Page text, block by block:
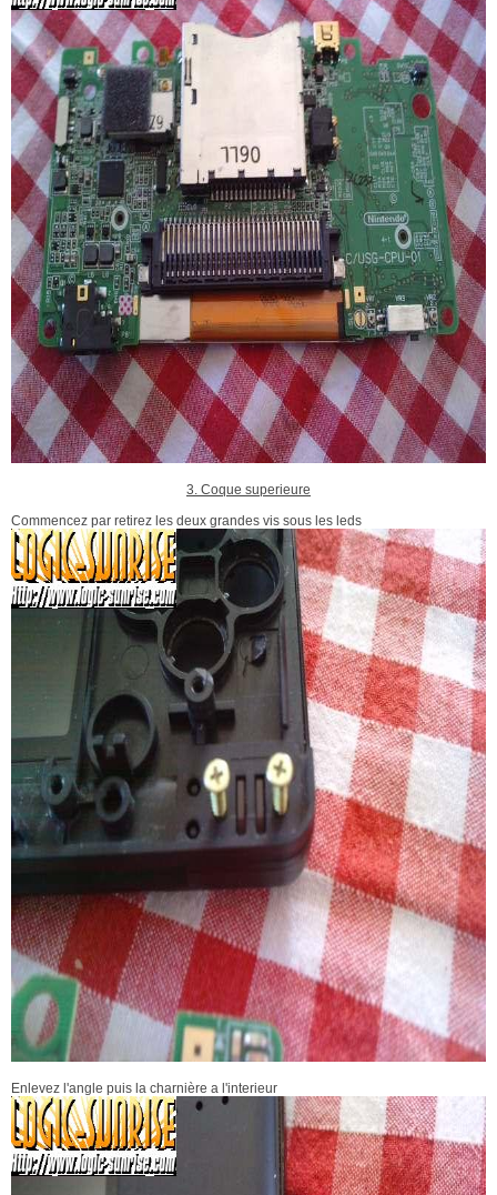
3. Coque superieure
Commencez par retirez les deux grandes vis sous les leds
Enlevez l'angle puis la charnière a l'interieur